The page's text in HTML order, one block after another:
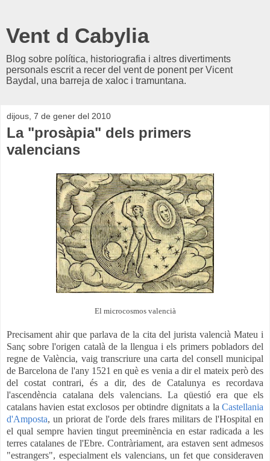
Vent d Cabylia
Blog sobre política, historiografia i altres divertiments
personals escrit a recer del vent de ponent per Vicent
Baydal, una barreja de xaloc i tramuntana.
dijous, 7 de gener del 2010
La "prosàpia" dels primers
valencians
El microcosmos valencià
Precisament ahir que parlava de la cita del jurista valencià Mateu i
Sanç sobre l'origen català de la llengua i els primers pobladors del
regne de València, vaig transcriure una carta del consell municipal
de Barcelona de l'any 1521 en què es venia a dir el mateix però des
del costat contrari, és a dir, des de Catalunya es recordava
l'ascendència catalana dels valencians. La qüestió era que els
catalans havien estat exclosos per obtindre dignitats a la Castellania
d'Amposta, un priorat de l'orde dels frares militars de l'Hospital en
el qual sempre havien tingut preeminència en estar radicada a les
terres catalanes de l'Ebre. Contràriament, ara estaven sent admesos
"estrangers", especialment els valencians, un fet que consideraven